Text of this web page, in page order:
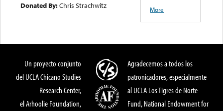
Donated By:Chris Strachwitz More
Un proyecto conjunto
del UCLA Chicano Studies
Research Center,
el Arhoolie Foundation,
Agradecemos a todos los
patronicadores, especialmente
al UCLA Los Tigres de Norte
Fund, National Endowment for